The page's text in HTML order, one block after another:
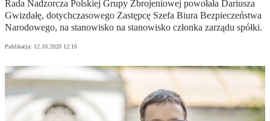
Rada Nadzorcza Polskiej Grupy Zbrojeniowej powołała Dariusza
Gwizdałę, dotychczasowego Zastępcę Szefa Biura Bezpieczeństwa
Narodowego, na stanowisko na stanowisko członka zarządu spółki.
Publikacja: 12.10.2020 12:16